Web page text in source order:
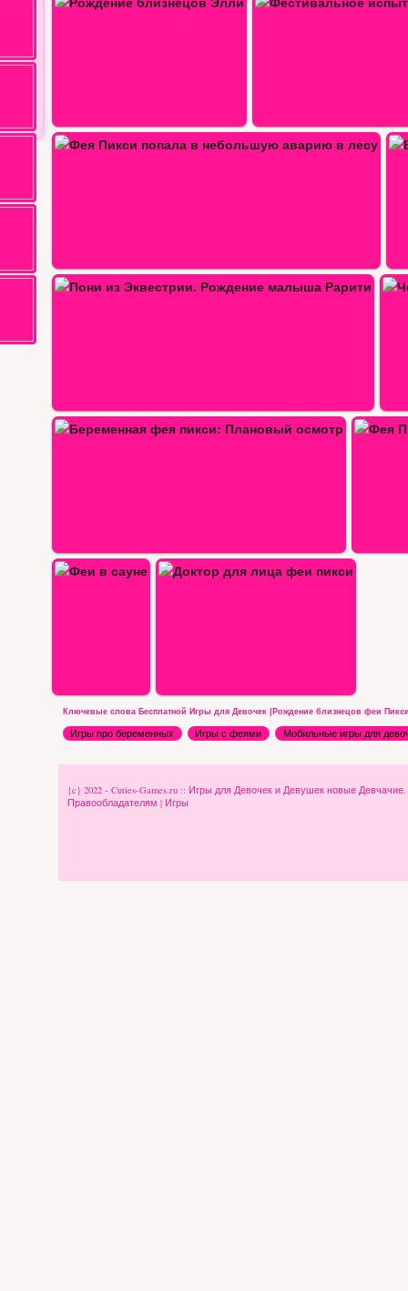
Фестивальное испытание…
Ванночка для малышки феи пикси
Чердак-сюрприз с одеждой для…
Фея Пикси в сауне Супер девушка рожает
феи пикси
Ключевые слова Бесплатной Игры для Девочек |Рождение близнецов феи
Игры про беременных Игры с феями Мобильные игры для
{c} 2022 - Cuties-Games.ru :: Игры для Девочек и Девушек новые
Правообладателям | Игры